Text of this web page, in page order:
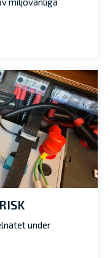
under